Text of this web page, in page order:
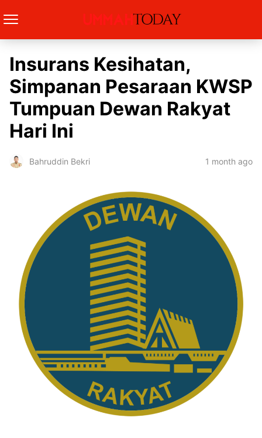
Insurans Kesihatan,
Simpanan Pesaraan KWSP
Tumpuan Dewan Rakyat
Hari Ini
Bahruddin Bekri 1 month ago